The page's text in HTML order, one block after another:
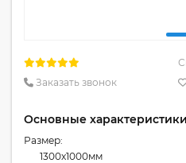
Заказать звонок
Основные характеристики
Размер:
1300x1000мм